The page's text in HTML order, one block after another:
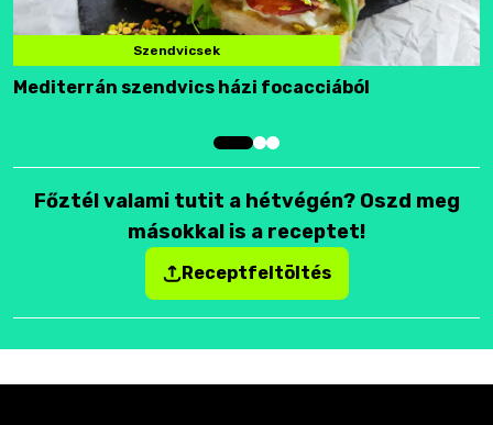
Szendvicsek
Mediterrán szendvics házi focacciából
Főztél valami tutit a hétvégén? Oszd meg
másokkal is a receptet!
Receptfeltöltés